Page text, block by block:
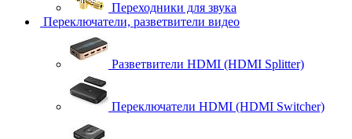
Переходники для звука
Переключатели, разветвители видео
Разветвители HDMI (HDMI Splitter)
Переключатели HDMI (HDMI Switcher)